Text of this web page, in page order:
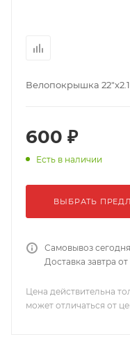
Велопокрышка
600 ₽
Есть в наличии
ВЫБРАТЬ
Самовывоз
Доставка завтра от
Цена действительна
может отличаться от